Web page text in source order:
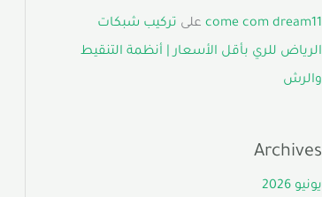
come com dream11 على تركيب شبكات
الرياض للري بأقل الأسعار | أنظمة التنقيط
والرش
Archives
يونيو 2026